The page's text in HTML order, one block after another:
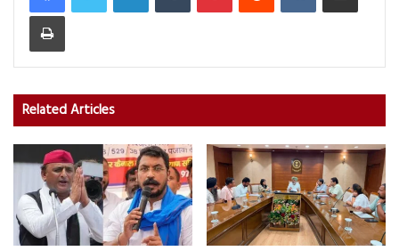
Print
Related Articles